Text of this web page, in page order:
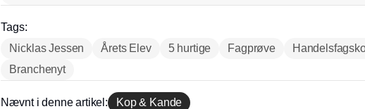
Tags:
Nicklas Jessen
Årets Elev 5 hurtige Fagprøve
Branchenyt
Nævnt i denne artikel: Kop & Kande